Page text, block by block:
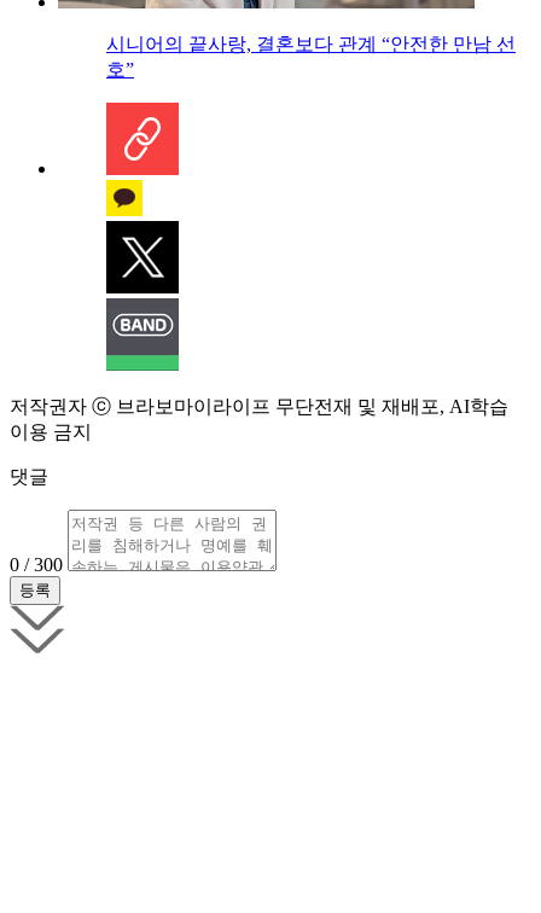
시니어의 끝사랑, 결혼보다 관계 “안전한 만남 선
호”
저작권자 ⓒ 브라보마이라이프 무단전재 및 재배포, AI학습
이용 금지
댓글
0 / 300